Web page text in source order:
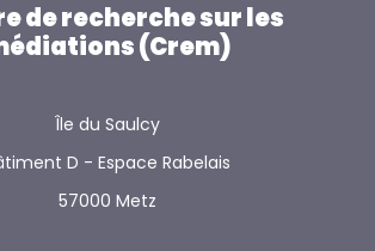
de recherche sur les
(Crem)
Île du Saulcy
D - Espace Rabelais
57000 Metz